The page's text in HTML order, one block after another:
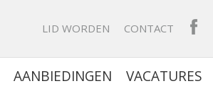
LID WORDEN CONTACT
AANBIEDINGEN VACATURES